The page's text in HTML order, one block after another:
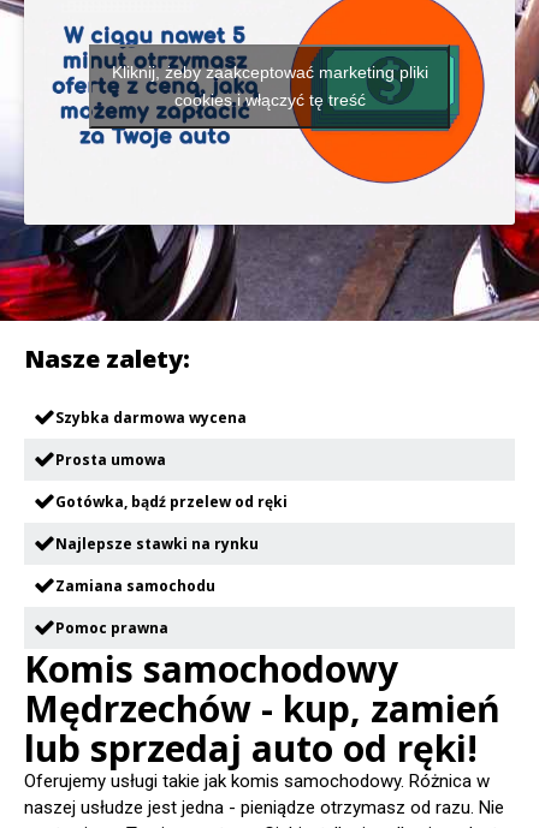
Kliknij, żeby zaakceptować marketing pliki
cookies i włączyć tę treść
Nasze zalety:
Szybka darmowa wycena
Prosta umowa
Gotówka, bądź przelew od ręki
Najlepsze stawki na rynku
Zamiana samochodu
Pomoc prawna
Komis samochodowy
Mędrzechów - kup, zamień
lub sprzedaj auto od ręki!
Oferujemy usługi takie jak komis samochodowy. Różnica w
naszej usłudze jest jedna - pieniądze otrzymasz od razu. Nie